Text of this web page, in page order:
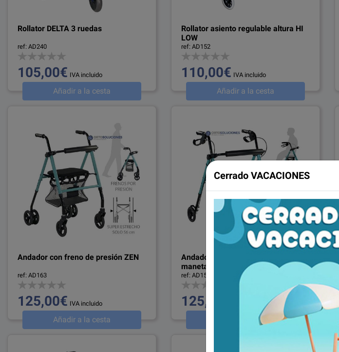
Rollator DELTA 3 ruedas
ref: AD240
105,00€ IVA incluido
Añadir a la cesta
Rollator asiento regulable altura HI
LOW
ref: AD152
110,00€ IVA incluido
Añadir a la cesta
Andador con freno de presión ZEN
ref: AD163
125,00€ IVA incluido
Añadir a la cesta
Andador 4 ruedas con frenos de
maneta ZEN
ref: AD153
125,00€
Añadir a la cesta
Cerrado VACACIONES